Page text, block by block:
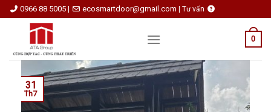
Skip
to
0966 88 5005 | ecosmartdoor@gmail.com | Tư vấn
0
31
Th7